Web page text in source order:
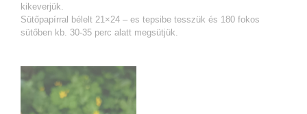
kikeverjük.
Sütőpapírral bélelt 21×24 – es tepsibe tesszük és 180 fokos
sütőben kb. 30-35 perc alatt megsütjük.